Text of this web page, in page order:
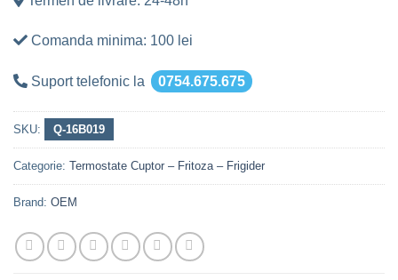
Comanda minima: 100 lei
Suport telefonic la 0754.675.675
SKU: Q-16B019
Categorie: Termostate Cuptor – Fritoza – Frigider
Brand: OEM